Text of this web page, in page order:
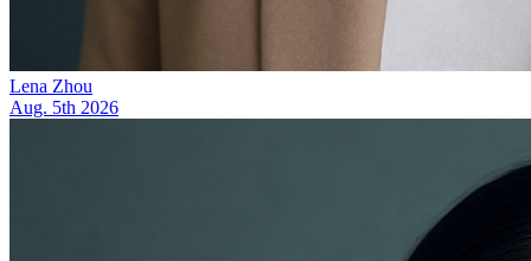
Lena Zhou
Aug. 5th 2026